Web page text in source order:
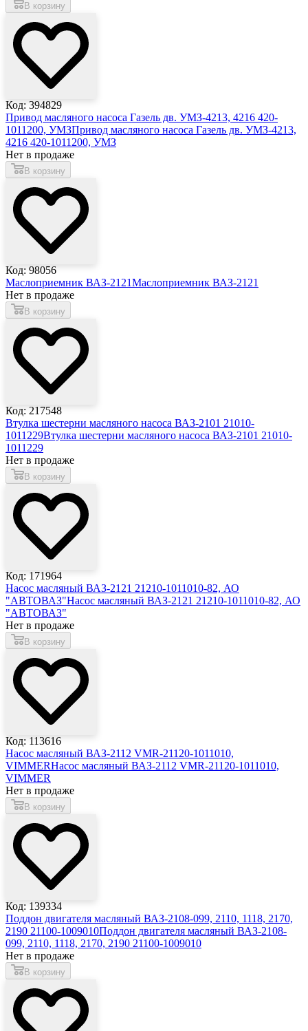
В корзину
Код: 394829
Привод масляного насоса Газель дв. УМЗ-4213, 4216 420-
1011200, УМЗПривод масляного насоса Газель дв. УМЗ-4213,
4216 420-1011200, УМЗ
Нет в продаже
В корзину
Код: 98056
Маслоприемник ВАЗ-2121Маслоприемник ВАЗ-2121
Нет в продаже
В корзину
Код: 217548
Втулка шестерни масляного насоса ВАЗ-2101 21010-
1011229Втулка шестерни масляного насоса ВАЗ-2101 21010-
1011229
Нет в продаже
В корзину
Код: 171964
Насос масляный ВАЗ-2121 21210-1011010-82, АО
"АВТОВАЗ"Насос масляный ВАЗ-2121 21210-1011010-82, АО
"АВТОВАЗ"
Нет в продаже
В корзину
Код: 113616
Насос масляный ВАЗ-2112 VMR-21120-1011010,
VIMMERНасос масляный ВАЗ-2112 VMR-21120-1011010,
VIMMER
Нет в продаже
В корзину
Код: 139334
Поддон двигателя масляный ВАЗ-2108-099, 2110, 1118, 2170,
2190 21100-1009010Поддон двигателя масляный ВАЗ-2108-
099, 2110, 1118, 2170, 2190 21100-1009010
Нет в продаже
В корзину